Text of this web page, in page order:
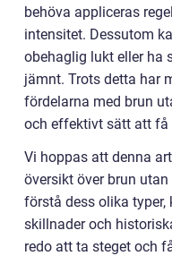
behöva appliceras
intensitet. Dessutom
obehaglig lukt eller ha
jämnt. Trots detta har
fördelarna med brun
och effektivt sätt att få
Vi hoppas att denna
översikt över brun
förstå dess olika
skillnader och
redo att ta steget och